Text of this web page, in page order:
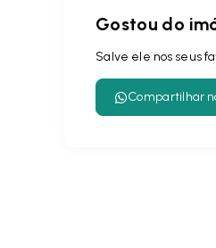
Gostou do
Salve ele nos seus
Compartilhar